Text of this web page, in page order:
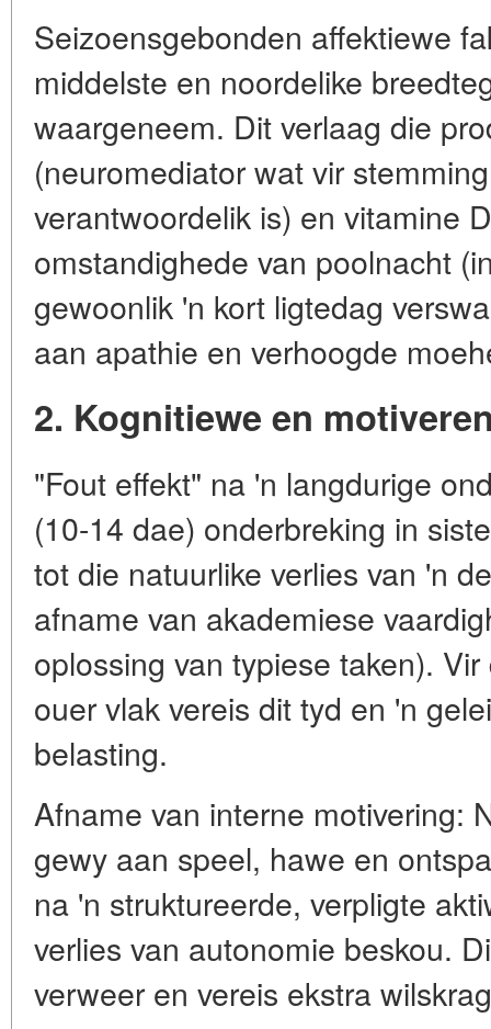
Seizoensgebonden affektiewe
middelste en noordelike
waargeneem. Dit verlaag die
(neuromediator wat vir
verantwoordelik is) en vitamine
omstandighede van poolnacht
gewoonlik 'n kort ligtedag
aan apathie en verhoogde
2. Kognitiewe en
"Fout effekt" na 'n langdurige
(10-14 dae) onderbreking in
tot die natuurlike verlies van 'n
afname van akademiese
oplossing van typiese taken).
ouer vlak vereis dit tyd en 'n
belasting.
Afname van interne motivering:
gewy aan speel, hawe en
na 'n struktureerde, verpligte
verlies van autonomie beskou.
verweer en vereis ekstra